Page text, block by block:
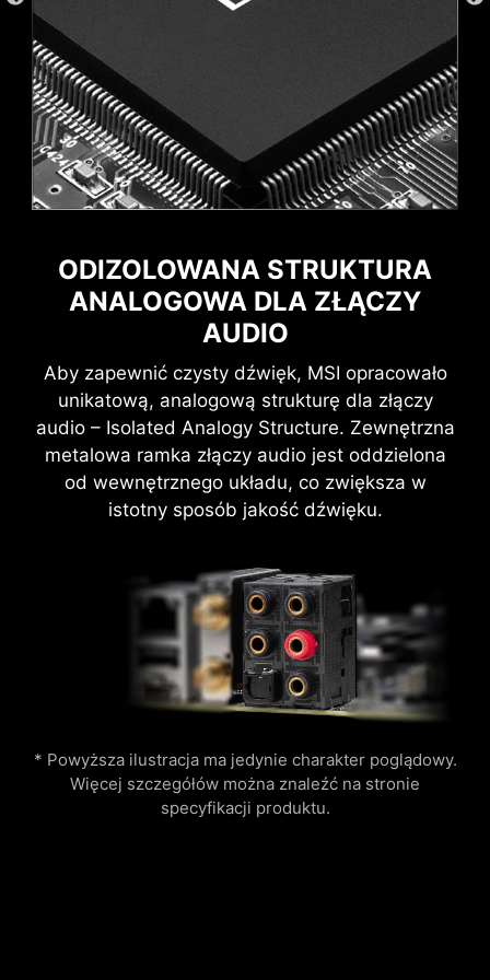
ODIZOLOWANA STRUKTURA
ANALOGOWA DLA ZŁĄCZY
AUDIO
Aby zapewnić czysty dźwięk, MSI opracowało
unikatową, analogową strukturę dla złączy
audio – Isolated Analogy Structure. Zewnętrzna
metalowa ramka złączy audio jest oddzielona
od wewnętrznego układu, co zwiększa w
istotny sposób jakość dźwięku.
* Powyższa ilustracja ma jedynie charakter poglądowy.
Więcej szczegółów można znaleźć na stronie
specyfikacji produktu.
V2
Złącze kompatybilne z urządzeniami ARGB
Gen2 / Gen1.
*Urządzenia Gen2 obsługują tylko 7 motywów RGB
Bluetooth 5.3
Sieć 2.5G LAN